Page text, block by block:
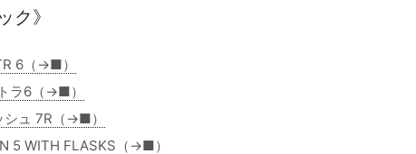
ク》
6（→■）
ラ6（→■）
シュ 7R（→■）
5 WITH FLASKS（→■）